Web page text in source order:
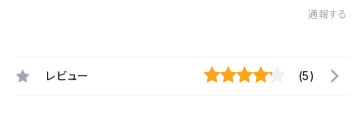
通報する
レビュー (5)